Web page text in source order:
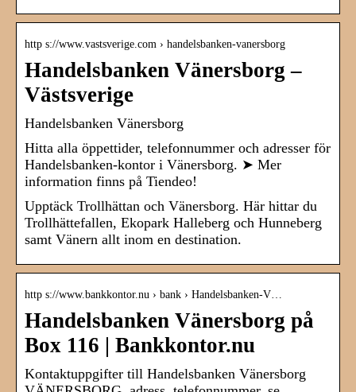
http s://www.vastsverige.com › handelsbanken-vanersborg
Handelsbanken Vänersborg –
Västsverige
Handelsbanken Vänersborg
Hitta alla öppettider, telefonnummer och adresser för
Handelsbanken-kontor i Vänersborg. ➤ Mer
information finns på Tiendeo!
Upptäck Trollhättan och Vänersborg. Här hittar du
Trollhättefallen, Ekopark Halleberg och Hunneberg
samt Vänern allt inom en destination.
http s://www.bankkontor.nu › bank › Handelsbanken-V…
Handelsbanken Vänersborg på
Box 116 | Bankkontor.nu
Kontaktuppgifter till Handelsbanken Vänersborg